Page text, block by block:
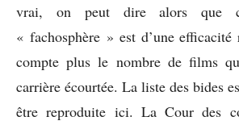
vrai, on peut dire alors que
« fachosphère » est d’une
compte plus le nombre de films
carrière écourtée. La liste des bides
être reproduite ici. La Cour des